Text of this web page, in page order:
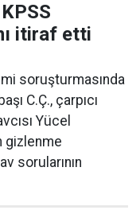
itiraf etti
soruşturmasında
C.Ç., çarpıcı
Yücel
gizlenme
sorularının